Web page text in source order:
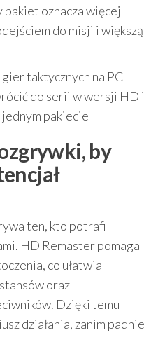
oznacza więcej
do misji i większą
taktycznych na PC
do serii w wersji HD i
jednym pakiecie
by
ten, kto potrafi
HD Remaster pomaga
co ułatwia
oraz
Dzięki temu
działania, zanim padnie